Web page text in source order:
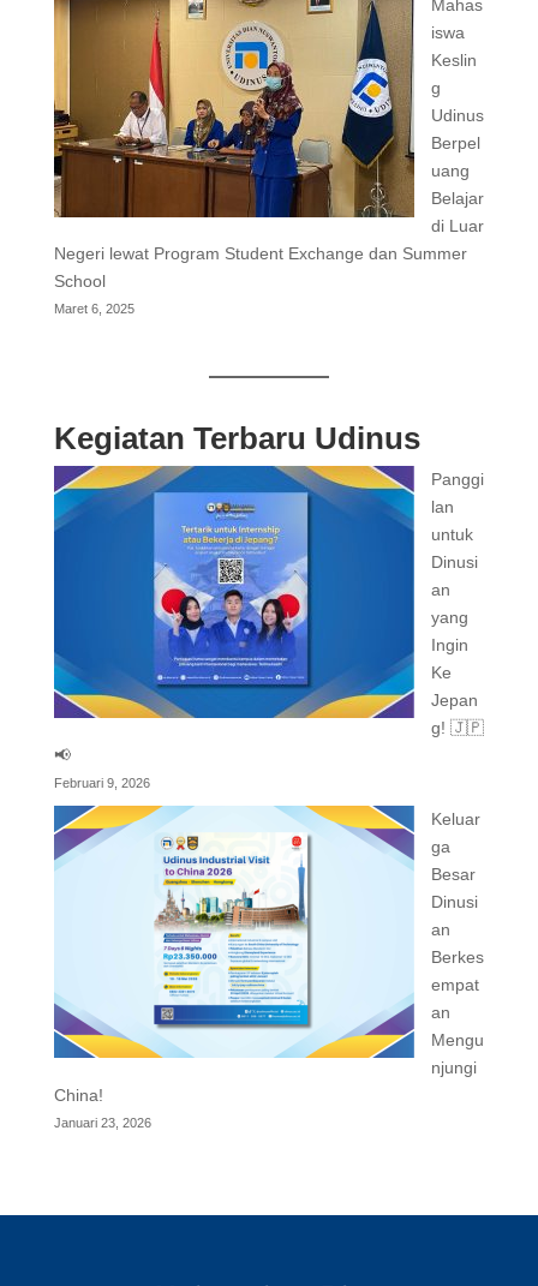
Mahas
iswa
Keslin
g
Udinus
Berpel
uang
Belajar
di Luar
Negeri lewat Program Student Exchange dan Summer
School
Maret 6, 2025
Kegiatan Terbaru Udinus
Panggi
lan
untuk
Dinusi
an
yang
Ingin
Ke
Jepan
g! 🇯🇵
📢
Februari 9, 2026
Keluar
ga
Besar
Dinusi
an
Berkes
empat
an
Mengu
njungi
China!
Januari 23, 2026